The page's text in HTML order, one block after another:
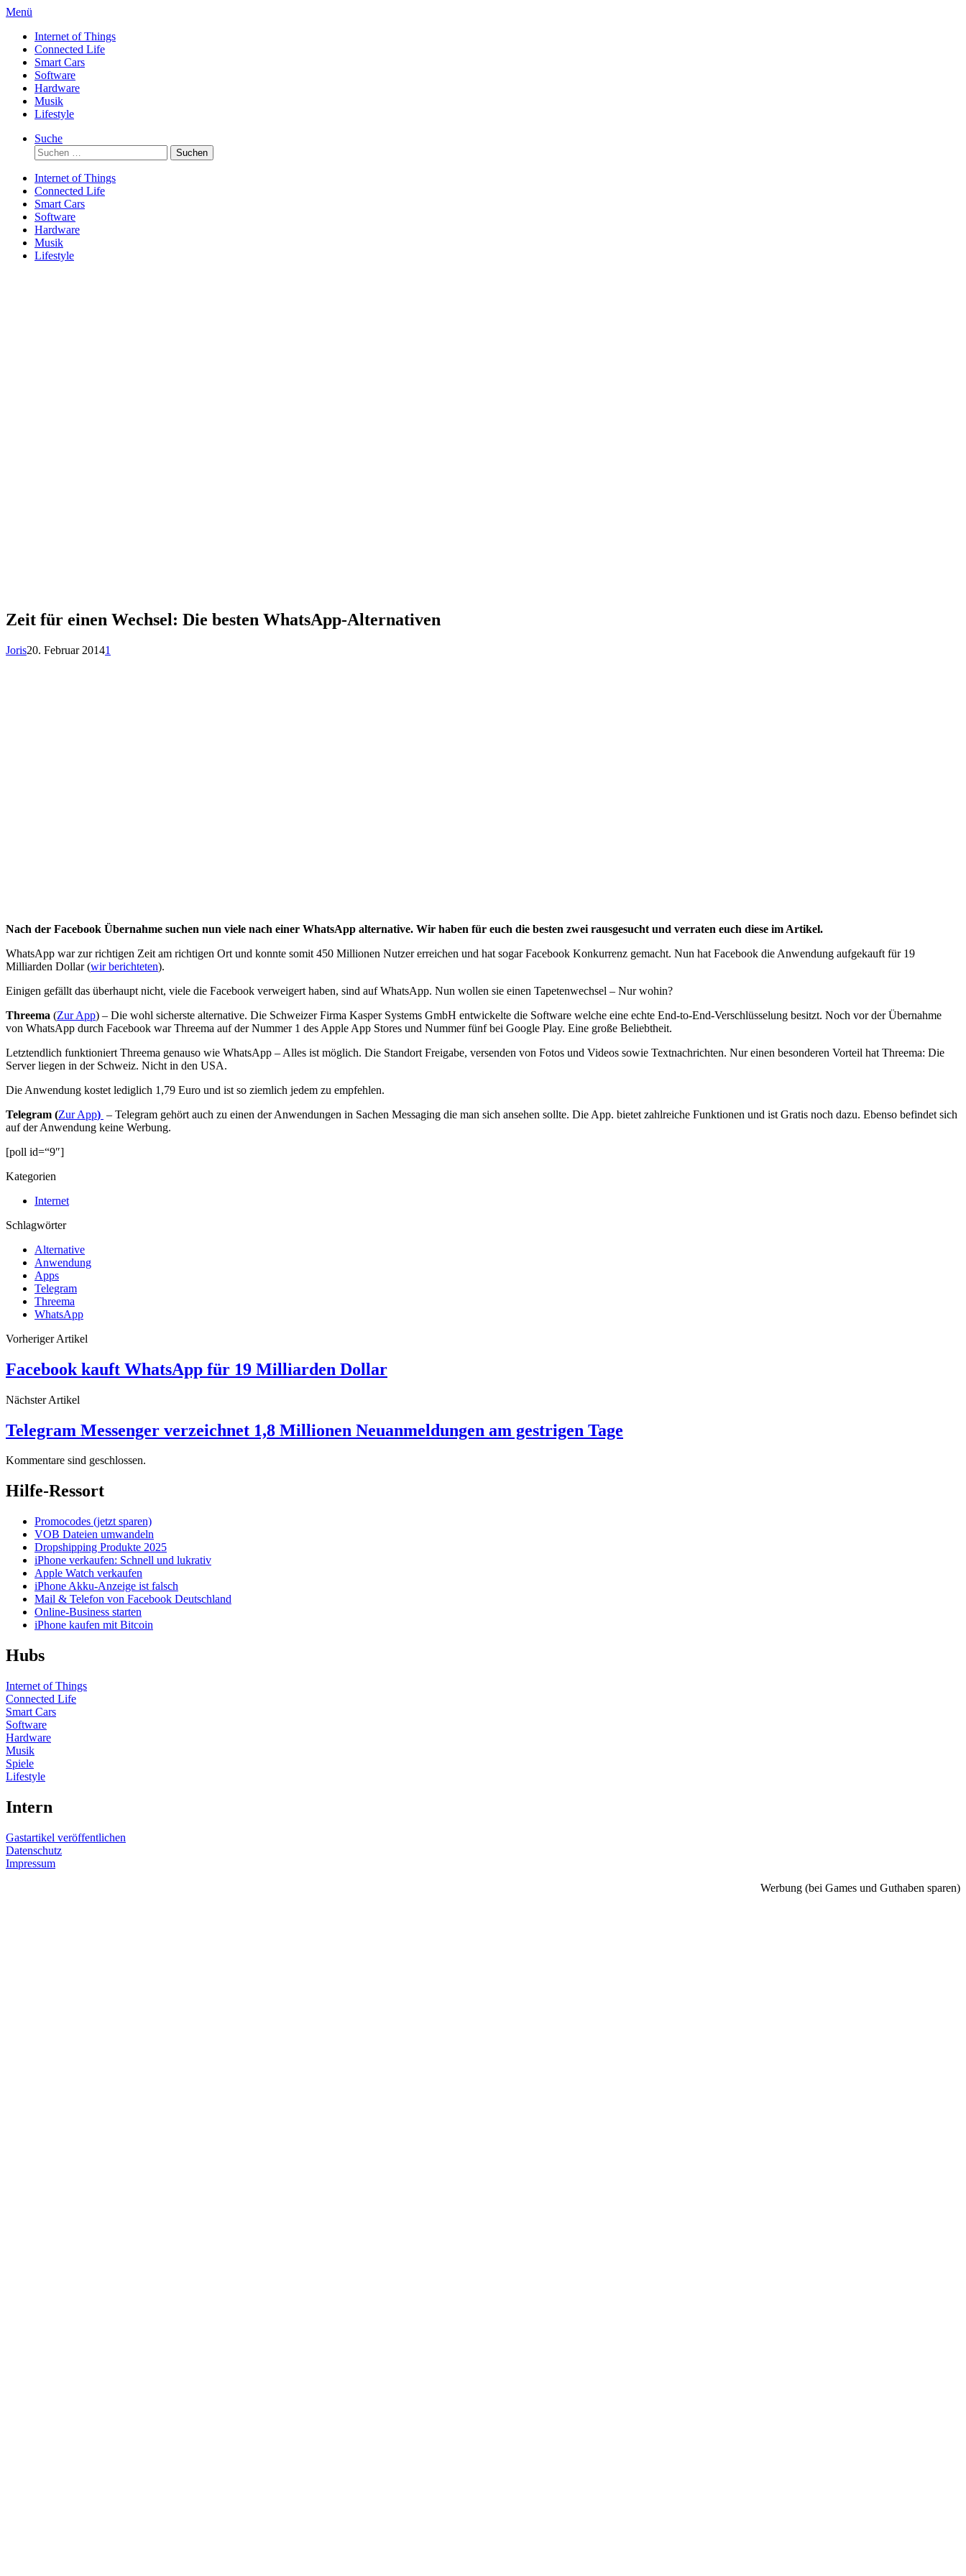
Direkt
Inhalt
Menü
Internet of Things
Connected Life
Smart Cars
Software
Hardware
Musik
Lifestyle
Suche
Suchen
nach:
Internet of Things
Connected Life
Smart Cars
Software
Hardware
Musik
Lifestyle
Zeit für einen Wechsel: Die besten WhatsApp-Alternativen
Joris20. Februar 20141
Nach der Facebook Übernahme suchen nun viele nach einer WhatsApp alternative. Wir haben für euch die besten zwei rausgesucht und verraten euch diese im Artikel.
WhatsApp war zur richtigen Zeit am richtigen Ort und konnte somit 450 Millionen Nutzer erreichen und hat sogar Facebook Konkurrenz gemacht. Nun hat Facebook die Anwendung aufgekauft für 19
Milliarden Dollar (wir berichteten).
Einigen gefällt das überhaupt nicht, viele die Facebook verweigert haben, sind auf WhatsApp. Nun wollen sie einen Tapetenwechsel – Nur wohin?
Threema (Zur App) – Die wohl sicherste alternative. Die Schweizer Firma Kasper Systems GmbH entwickelte die Software welche eine echte End-to-End-Verschlüsselung besitzt. Noch vor der Übernahme
von WhatsApp durch Facebook war Threema auf der Nummer 1 des Apple App Stores und Nummer fünf bei Google Play. Eine große Beliebtheit.
Letztendlich funktioniert Threema genauso wie WhatsApp – Alles ist möglich. Die Standort Freigabe, versenden von Fotos und Videos sowie Textnachrichten. Nur einen besonderen Vorteil hat Threema: Die
Server liegen in der Schweiz. Nicht in den USA.
Die Anwendung kostet lediglich 1,79 Euro und ist so ziemlich jedem zu empfehlen.
Telegram (Zur App) – Telegram gehört auch zu einen der Anwendungen in Sachen Messaging die man sich ansehen sollte. Die App. bietet zahlreiche Funktionen und ist Gratis noch dazu. Ebenso befindet sich
auf der Anwendung keine Werbung.
[poll id=“9″]
Kategorien
Internet
Schlagwörter
Alternative
Anwendung
Apps
Telegram
Threema
WhatsApp
Vorheriger Artikel
Facebook kauft WhatsApp für 19 Milliarden Dollar
Nächster Artikel
Telegram Messenger verzeichnet 1,8 Millionen Neuanmeldungen am gestrigen Tage
Kommentare sind geschlossen.
Hilfe-Ressort
Promocodes (jetzt sparen)
VOB Dateien umwandeln
Dropshipping Produkte 2025
iPhone verkaufen: Schnell und lukrativ
Apple Watch verkaufen
iPhone Akku-Anzeige ist falsch
Mail & Telefon von Facebook Deutschland
Online-Business starten
iPhone kaufen mit Bitcoin
Hubs
Internet of Things
Connected Life
Smart Cars
Software
Hardware
Musik
Spiele
Lifestyle
Intern
Gastartikel veröffentlichen
Datenschutz
Impressum
Werbung (bei Games und Guthaben sparen)